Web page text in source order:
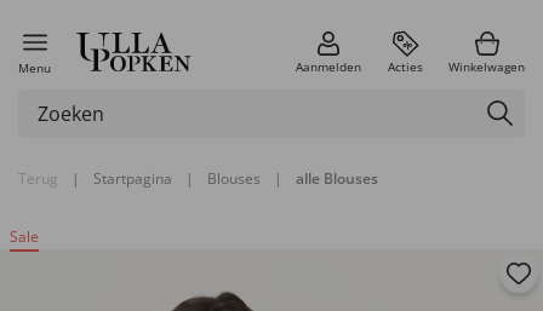
Menu Aanmelden Acties Winkelwagen
Terug | Startpagina | Blouses | alle Blouses
Sale